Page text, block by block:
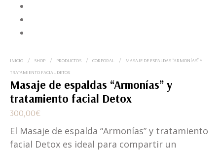
INICIO / SHOP / PRODUCTOS / CORPORAL /
MASAJE DE ESPALDAS “ARMONÍAS” Y
TRATAMIENTO FACIAL DETOX
Masaje de espaldas “Armonías” y
tratamiento facial Detox
300,00€
El Masaje de espalda “Armonías” y tratamiento
facial Detox es ideal para compartir un